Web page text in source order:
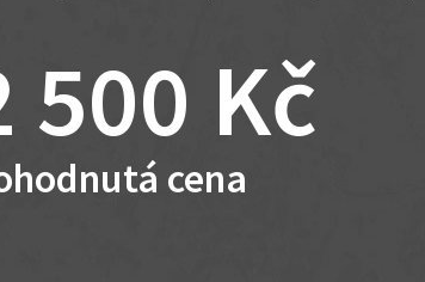
500 Kč
cena